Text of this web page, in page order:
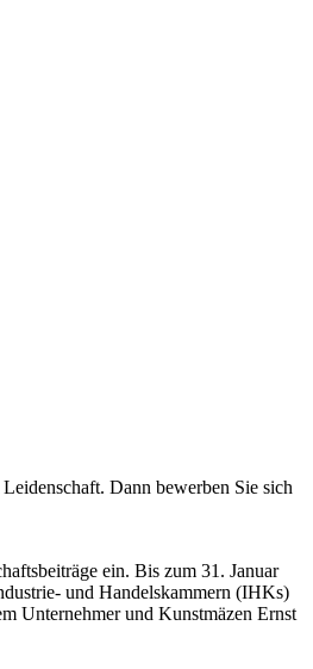
Dann bewerben Sie sich
ein. Bis zum 31. Januar
und Handelskammern (IHKs)
Unternehmer und Kunstmäzen Ernst